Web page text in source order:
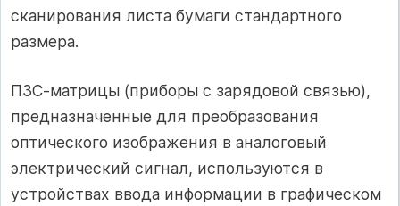
сканирования листа бумаги стандартного
размера.
ПЗС-матрицы (приборы с зарядовой связью),
предназначенные для преобразования
оптического изображения в аналоговый
электрический сигнал, используются в
устройствах ввода информации в графическом